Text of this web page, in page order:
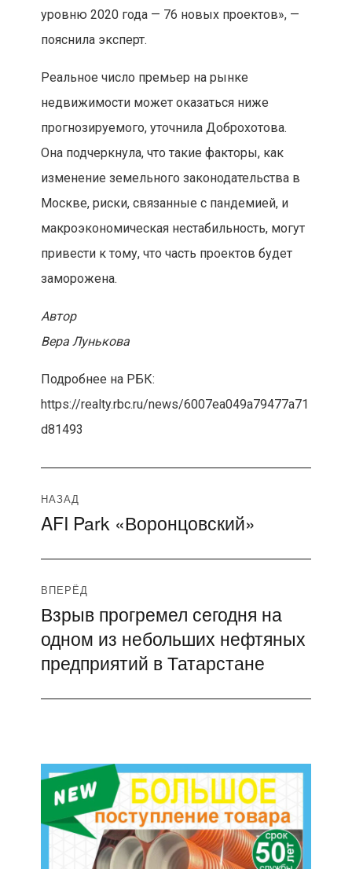
уровню 2020 года — 76 новых проектов», —
пояснила эксперт.
Реальное число премьер на рынке
недвижимости может оказаться ниже
прогнозируемого, уточнила Доброхотова.
Она подчеркнула, что такие факторы, как
изменение земельного законодательства в
Москве, риски, связанные с пандемией, и
макроэкономическая нестабильность, могут
привести к тому, что часть проектов будет
заморожена.
Автор
Вера Лунькова
Подробнее на РБК:
https://realty.rbc.ru/news/6007ea049a79477a71
d81493
Навигация
по
записям
НАЗАД
Предыдущая
AFI Park «Воронцовский»
ВПЕРЁД
Следующая
запись:
Взрыв прогремел сегодня на
одном из небольших нефтяных
предприятий в Татарстане